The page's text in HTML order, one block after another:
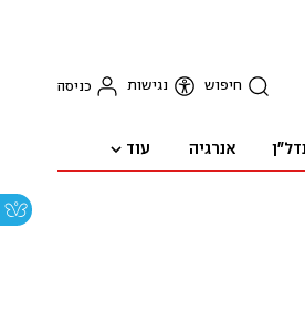
חיפוש נגישות כניסה
נדל"ן אנרגיה עוד